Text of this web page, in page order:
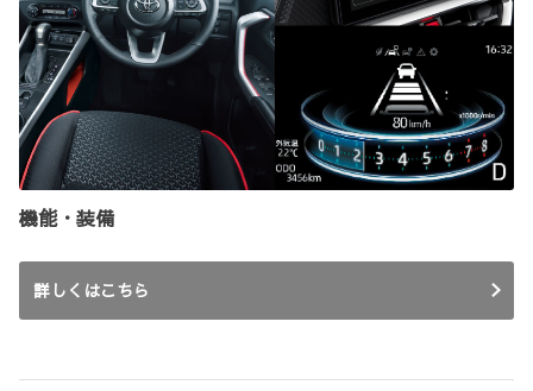
機能・装備
詳しくはこちら